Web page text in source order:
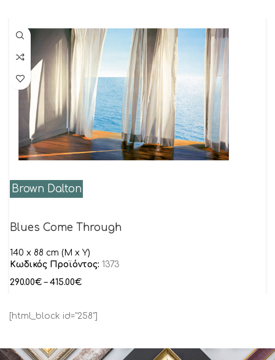
Brown Dalton
Blues Come Through
140 x 88 cm (M x Y)
Κωδικός Προϊόντος: 1373
290.00€ – 415.00€
[html_block id="258"]